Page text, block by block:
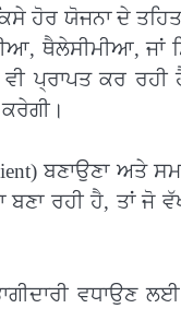
ਹੋਰ ਯੋਜਨਾ ਦੇ
ਥੈਲੇਸੀਮੀਆ, ਜਾਂ
ਪ੍ਰਾਪਤ ਕਰ ਰਹੀ
ਬਣਾਉਣਾ ਅਤੇ
ਰਹੀ ਹੈ, ਤਾਂ ਜੋ
ਵਧਾਉਣ